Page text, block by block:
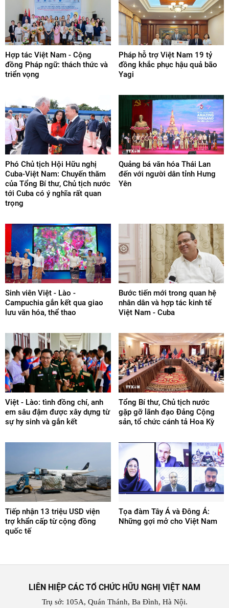
Hợp tác Việt Nam - Cộng
đồng Pháp ngữ: thách thức và
triển vọng
Pháp hỗ trợ Việt Nam 19 tỷ
đồng khắc phục hậu quả bão
Yagi
Phó Chủ tịch Hội Hữu nghị
Cuba-Việt Nam: Chuyến thăm
của Tổng Bí thư, Chủ tịch nước
tới Cuba có ý nghĩa rất quan
trọng
Quảng bá văn hóa Thái Lan
đến với người dân tỉnh Hưng
Yên
Sinh viên Việt - Lào -
Campuchia gắn kết qua giao
lưu văn hóa, thể thao
Bước tiến mới trong quan hệ
nhân dân và hợp tác kinh tế
Việt Nam - Cuba
Việt - Lào: tình đồng chí, anh
em sâu đậm được xây dựng từ
sự hy sinh và gắn kết
Tổng Bí thư, Chủ tịch nước
gặp gỡ lãnh đạo Đảng Cộng
sản, tổ chức cánh tả Hoa Kỳ
Tiếp nhận 13 triệu USD viện
trợ khẩn cấp từ cộng đồng
quốc tế
Tọa đàm Tây Á và Đông Á:
Những gợi mở cho Việt Nam
LIÊN HIỆP CÁC TỔ CHỨC HỮU NGHỊ VIỆT NAM
Trụ sở: 105A, Quán Thánh, Ba Đình, Hà Nội.